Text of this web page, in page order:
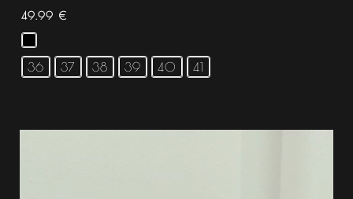
49.99 €
36 37 38 39 40 41